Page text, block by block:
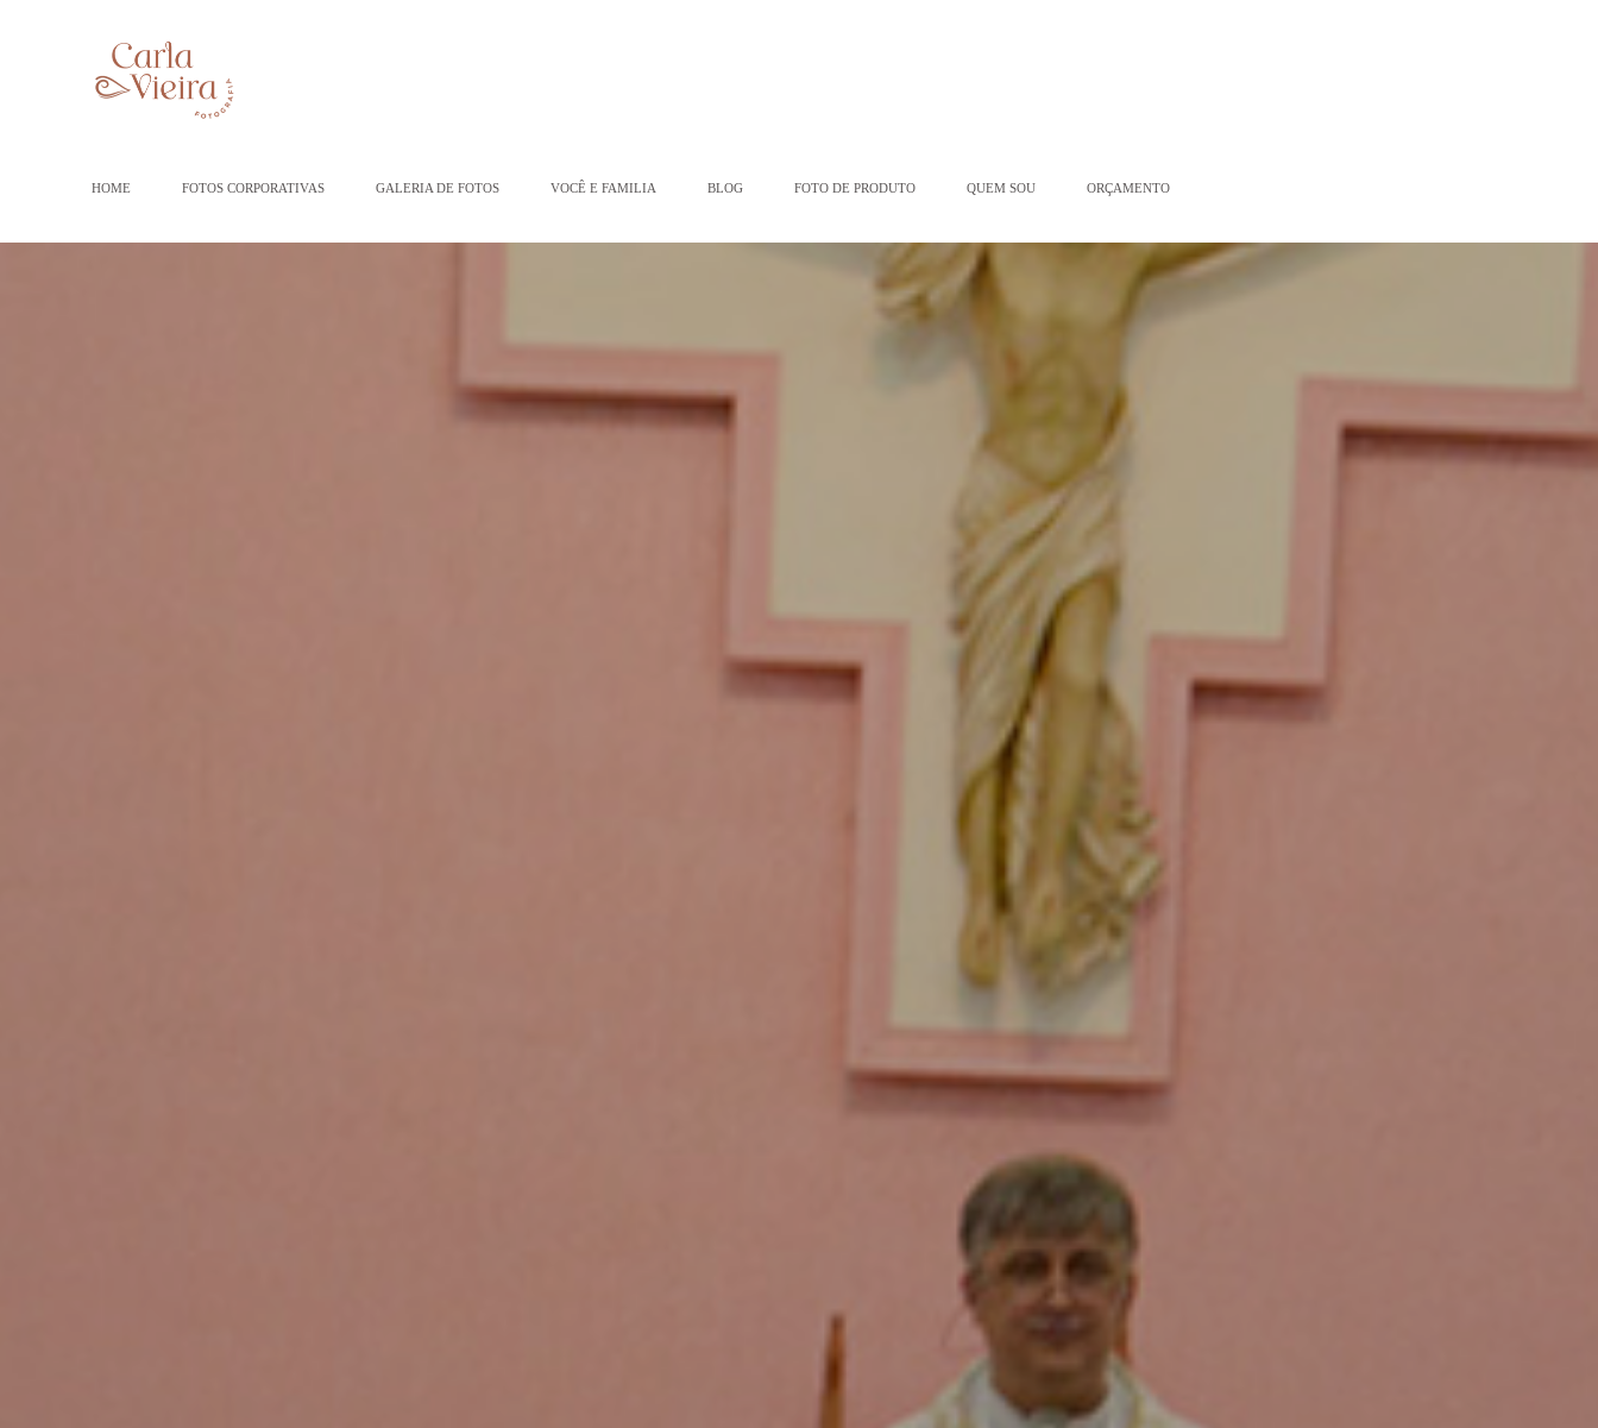
HOME FOTOS CORPORATIVAS GALERIA DE FOTOS VOCÊ E FAMILIA BLOG FOTO DE PRODUTO QUEM SOU ORÇAMENTO